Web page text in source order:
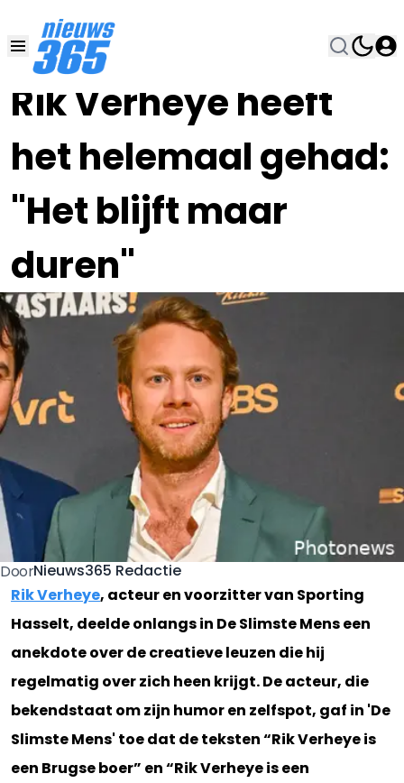
Rik Verheye heeft
het helemaal gehad:
"Het blijft maar
duren"
29 OKT 2024, 19:00
DoorNieuws365 Redactie
Rik Verheye, acteur en voorzitter van Sporting
Hasselt, deelde onlangs in De Slimste Mens een
anekdote over de creatieve leuzen die hij
regelmatig over zich heen krijgt. De acteur, die
bekendstaat om zijn humor en zelfspot, gaf in 'De
Slimste Mens' toe dat de teksten “Rik Verheye is
een Brugse boer” en “Rik Verheye is een